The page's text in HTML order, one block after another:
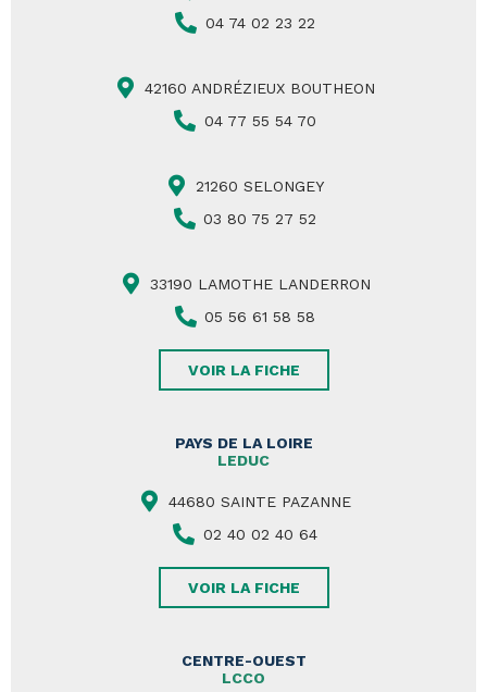
04 74 02 23 22
42160 ANDRÉZIEUX BOUTHEON
04 77 55 54 70
21260 SELONGEY
03 80 75 27 52
33190 LAMOTHE LANDERRON
05 56 61 58 58
VOIR LA FICHE
PAYS DE LA LOIRE
LEDUC
44680 SAINTE PAZANNE
02 40 02 40 64
VOIR LA FICHE
CENTRE-OUEST
LCCO